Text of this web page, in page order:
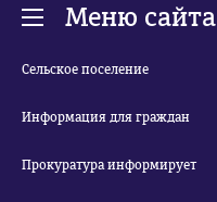
Меню сайта
Сельское поселение
Информация для граждан
Прокуратура информирует